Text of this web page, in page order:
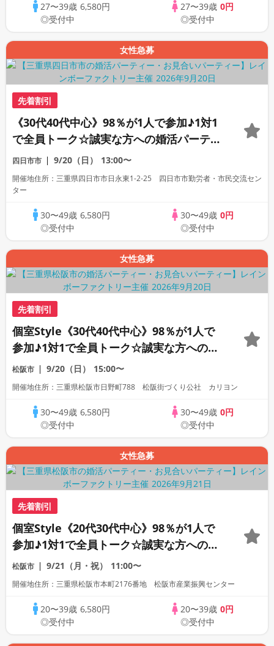
27〜39歳 6,580円
◎受付中
27〜39歳 0円
◎受付中
女性急募
先着割引
《30代40代中心》98％が1人で参加♪1対1
で全員トーク☆誠実な方への婚活パーティ
ー
四日市市 9/20（日） 13:00〜
開催地住所：三重県四日市市日永東1-2-25 四日市市勤労者・市民交流セン
ター
30〜49歳 6,580円
◎受付中
30〜49歳 0円
◎受付中
女性急募
先着割引
個室Style《30代40代中心》98％が1人で
参加♪1対1で全員トーク☆誠実な方への婚
活パーティー
松阪市 9/20（日） 15:00〜
開催地住所：三重県松阪市日野町788 松阪街づくり公社 カリヨン
30〜49歳 6,580円
◎受付中
30〜49歳 0円
◎受付中
女性急募
先着割引
個室Style《20代30代中心》98％が1人で
参加♪1対1で全員トーク☆誠実な方への婚
活パーティー
松阪市 9/21（月・祝） 11:00〜
開催地住所：三重県松阪市本町2176番地 松阪市産業振興センター
20〜39歳 6,580円
◎受付中
20〜39歳 0円
◎受付中